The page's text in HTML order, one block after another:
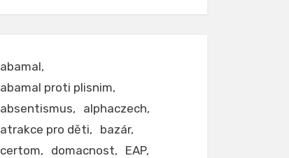
abamal
abamal proti plisnim
absentismus
alphaczech
atrakce pro děti
bazár
certom
domacnost
EAP